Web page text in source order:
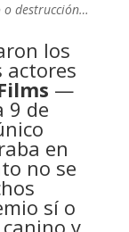
o destrucción…
los
actores
—
9 de
en
no se
sí o
y